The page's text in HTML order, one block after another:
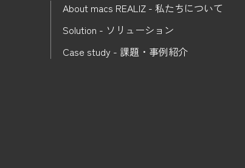
About macs REALIZ - 私たちについて
Solution - ソリューション
Case study - 課題・事例紹介